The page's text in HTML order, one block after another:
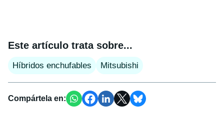
Este artículo trata sobre...
Híbridos enchufables Mitsubishi
Compártela en: